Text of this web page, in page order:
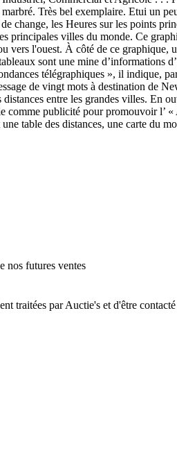
Très bel exemplaire. Etui un
change, les Heures sur les points
principales villes du monde. Ce
vers l'ouest. À côté de ce
sont une mine
télégraphiques », il indique,
de vingt mots à destination de
entre les grandes villes. En
comme publicité pour promouvoir
table des distances, une carte du
nos futures ventes
traitées par Auctie's et d'être